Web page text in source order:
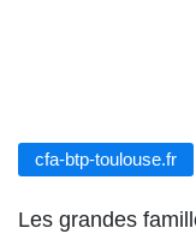
cfa-btp-toulouse.fr
Les grandes